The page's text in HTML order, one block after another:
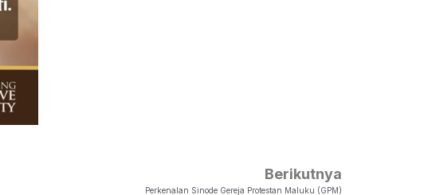
Berikutnya
Perkenalan Sinode Gereja Protestan Maluku (GPM)